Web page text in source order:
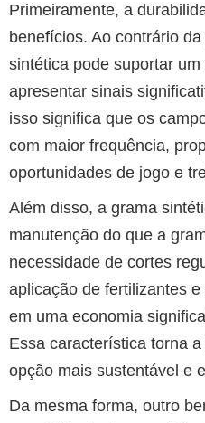
Primeiramente, a
benefícios. Ao contrário
sintética pode suportar
apresentar sinais
isso significa que os
com maior frequência,
oportunidades de jogo e
Além disso, a grama
manutenção do que a
necessidade de cortes
aplicação de fertilizantes
em uma economia
Essa característica torna
opção mais sustentável e
Da mesma forma, outro